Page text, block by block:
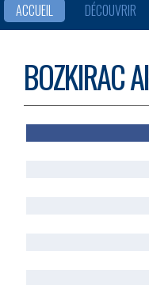
ACCUEIL DÉCOUVRIR
BOZKIRAC